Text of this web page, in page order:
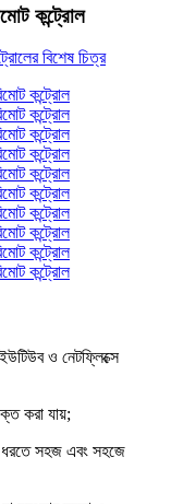
কন্ট্রোল
ও নেটফ্লিক্সে
করা যায়;
ধরতে সহজ এবং সহজে